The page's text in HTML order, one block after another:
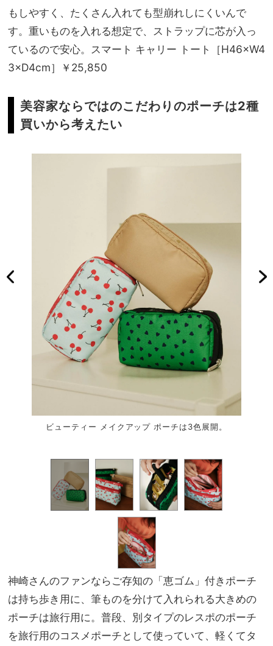
もしやすく、たくさん入れても型崩れしにくいんで
す。重いものを入れる想定で、ストラップに芯が入っ
ているので安心。スマート キャリー トート［H46×W4
3×D4cm］￥25,850
美容家ならではのこだわりのポーチは2種
買いから考えたい
ビューティー メイクアップ ポーチは3色展開。
神崎さんのファンならご存知の「恵ゴム」付きポーチ
は持ち歩き用に、筆ものを分けて入れられる大きめの
ポーチは旅行用に。普段、別タイプのレスポのポーチ
を旅行用のコスメポーチとして使っていて、軽くてタ